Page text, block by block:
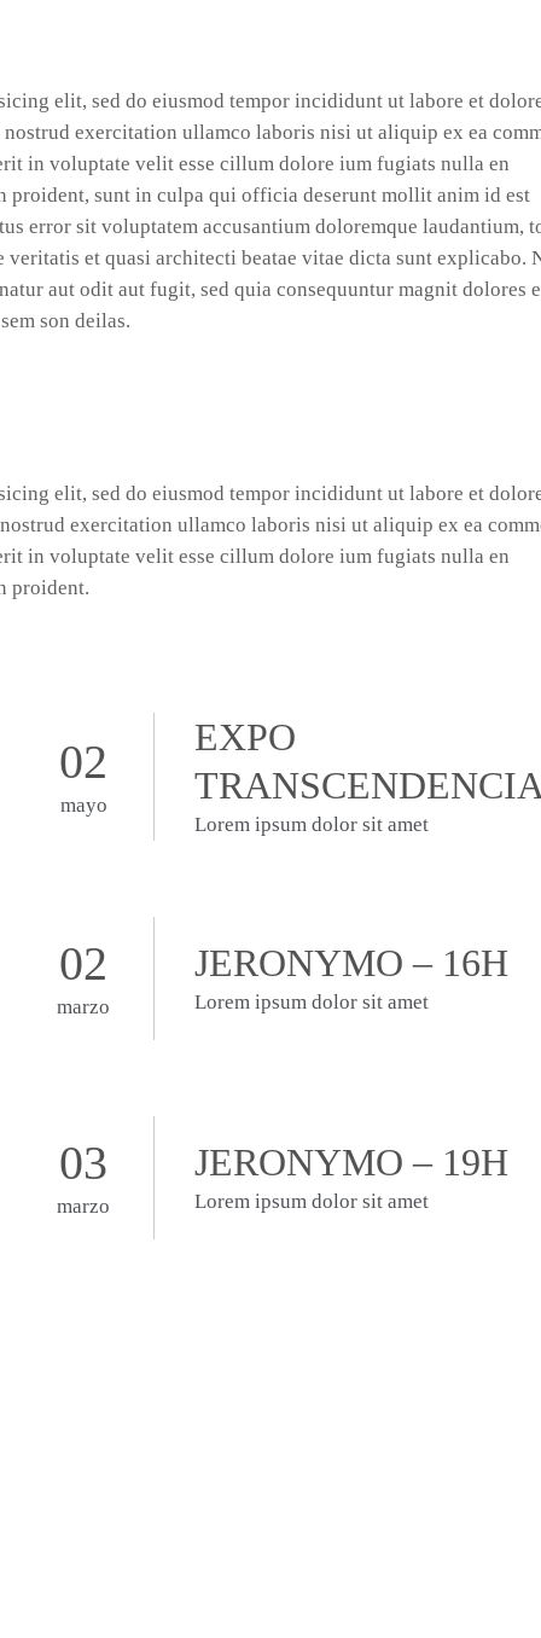
elit, sed do eiusmod tempor incididunt ut labore et
exercitation ullamco laboris nisi ut aliquip ex ea
in voluptate velit esse cillum dolore ium fugiats nulla en
proident, sunt in culpa qui officia deserunt mollit anim id est
error sit voluptatem accusantium doloremque laudantium,
et quasi architecti beatae vitae dicta sunt explicabo.
aut odit aut fugit, sed quia consequuntur magnit dolores
son deilas.
elit, sed do eiusmod tempor incididunt ut labore et
exercitation ullamco laboris nisi ut aliquip ex ea
in voluptate velit esse cillum dolore ium fugiats nulla en
proident.
02
mayo
EXPO
Lorem ipsum dolor sit amet
02
marzo
JERONYMO – 16H
Lorem ipsum dolor sit amet
03
marzo
JERONYMO – 19H
Lorem ipsum dolor sit amet